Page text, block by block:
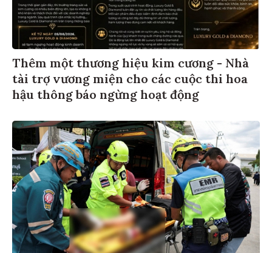
Thêm một thương hiệu kim cương - Nhà
tài trợ vương miện cho các cuộc thi hoa
hậu thông báo ngừng hoạt động